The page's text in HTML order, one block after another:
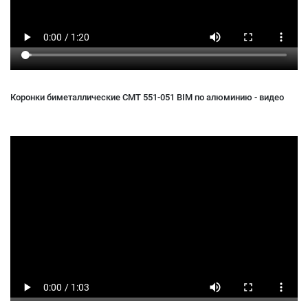
Коронки биметаллические CMT 551-051 BIM по алюминию - видео